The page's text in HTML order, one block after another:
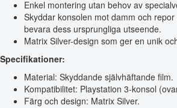
Enkel montering utan behov av
Skyddar konsolen mot damm och
bevara dess ursprungliga utseende.
Matrix Silver-design som ger en unik
Specifikationer:
Material: Skyddande självhäftande film.
Kompatibilitet: Playstation 3-konsol
Färg och design: Matrix Silver.